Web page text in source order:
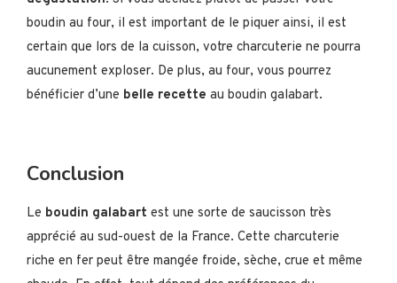
boudin au four, il est important de le piquer ainsi, il est
certain que lors de la cuisson, votre charcuterie ne pourra
aucunement exploser. De plus, au four, vous pourrez
bénéficier d’une belle recette au boudin galabart.
Conclusion
Le boudin galabart est une sorte de saucisson très
apprécié au sud-ouest de la France. Cette charcuterie
riche en fer peut être mangée froide, sèche, crue et même